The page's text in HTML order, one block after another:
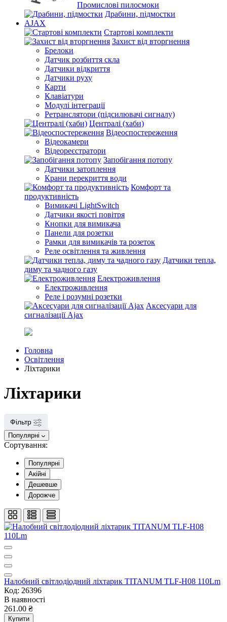
Промислові пилосмоки
Драбини, підмостки
AJAX
Стартові комплекти
Захист від вторгнення
Брелоки
Датчик розбиття скла
Датчики відкриття
Датчики руху
Карти
Клавіатури
Модулі інтеграції
Ретранслятори (підсилювачі сигналу)
Централі (хаби)
Відеоспостереження
Відеокамери
Відеореєстратори
Запобігання потопу
Датчики затоплення
Крани перекриття води
Комфорт та
продуктивність
Вимикачі LightSwitch
Датчики якості повітря
Кнопки для вимикача
Панели для розетки
Рамки для вимикачів та розеток
Реле освітлення та живлення
Датчики тепла,
диму та чадного газу
Електроживлення
Електроживлення
Реле і розумні розетки
Аксесуари для
сигналізації Ajax
Головна
Освітлення
Ліхтарики
Ліхтарики
Фільтр
Популярні
Сортування:
Популярні
Акійні
Дешевше
Дорожче
Налобний світлодіодний ліхтарик TITANUM TLF-H08 110Lm
Код: 26396
В наявності
261.00 ₴
Купити